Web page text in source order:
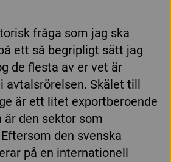
fråga som jag ska
ett så begripligt sätt jag
de flesta av er vet är
avtalsrörelsen. Skälet till
är ett litet exportberoende
är den sektor som
den svenska
på en internationell